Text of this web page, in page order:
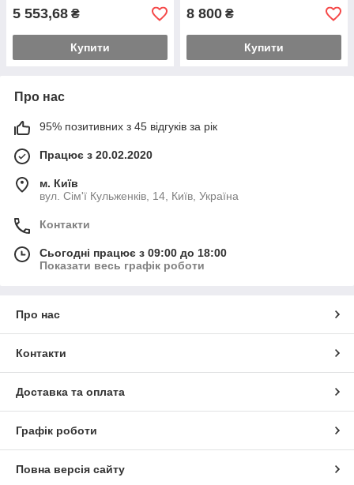
5 553,68 ₴
Купити
8 800 ₴
Купити
Про нас
95% позитивних з 45 відгуків за рік
Працює з 20.02.2020
м. Київ
вул. Сім'ї Кульженків, 14, Київ, Україна
Контакти
Сьогодні працює з 09:00 до 18:00
Показати весь графік роботи
Про нас
Контакти
Доставка та оплата
Графік роботи
Повна версія сайту